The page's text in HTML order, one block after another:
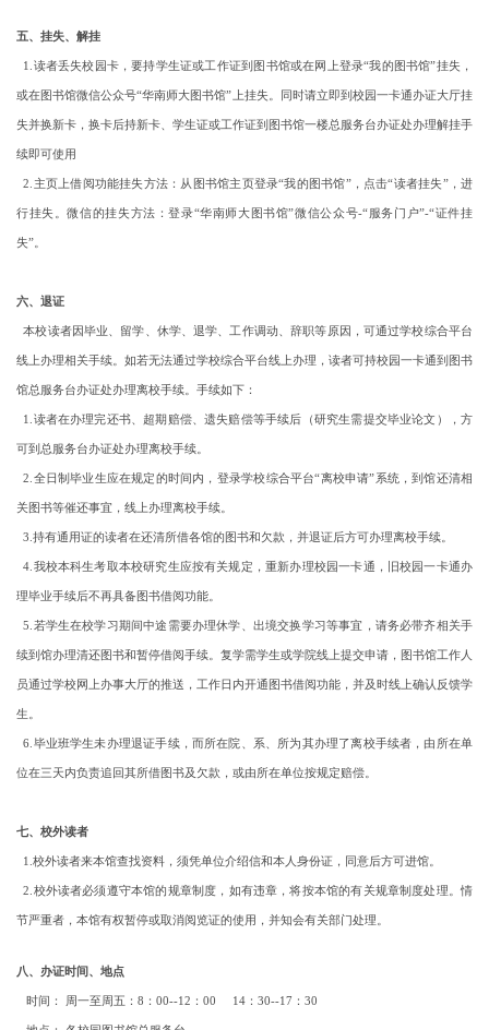
五、挂失、解挂
1.读者丢失校园卡，要持学生证或工作证到图书馆或在网上登录“我的图书馆”挂失，
或在图书馆微信公众号“华南师大图书馆”上挂失。同时请立即到校园一卡通办证大厅挂
失并换新卡，换卡后持新卡、学生证或工作证到图书馆一楼总服务台办证处办理解挂手
续即可使用
2.主页上借阅功能挂失方法：从图书馆主页登录“我的图书馆”，点击“读者挂失”，进
行挂失。微信的挂失方法：登录“华南师大图书馆”微信公众号-“服务门户”-“证件挂
失”。
六、退证
本校读者因毕业、留学、休学、退学、工作调动、辞职等原因，可通过学校综合平台
线上办理相关手续。如若无法通过学校综合平台线上办理，读者可持校园一卡通到图书
馆总服务台办证处办理离校手续。手续如下：
1.读者在办理完还书、超期赔偿、遗失赔偿等手续后（研究生需提交毕业论文），方
可到总服务台办证处办理离校手续。
2.全日制毕业生应在规定的时间内，登录学校综合平台“离校申请”系统，到馆还清相
关图书等催还事宜，线上办理离校手续。
3.持有通用证的读者在还清所借各馆的图书和欠款，并退证后方可办理离校手续。
4.我校本科生考取本校研究生应按有关规定，重新办理校园一卡通，旧校园一卡通办
理毕业手续后不再具备图书借阅功能。
5.若学生在校学习期间中途需要办理休学、出境交换学习等事宜，请务必带齐相关手
续到馆办理清还图书和暂停借阅手续。复学需学生或学院线上提交申请，图书馆工作人
员通过学校网上办事大厅的推送，工作日内开通图书借阅功能，并及时线上确认反馈学
生。
6.毕业班学生未办理退证手续，而所在院、系、所为其办理了离校手续者，由所在单
位在三天内负责追回其所借图书及欠款，或由所在单位按规定赔偿。
七、校外读者
1. 校外读者来本馆查找资料，须凭单位介绍信和本人身份证，同意后方可进馆。
2. 校外读者必须遵守本馆的规章制度，如有违章，将按本馆的有关规章制度处理。情
节严重者，本馆有权暂停或取消阅览证的使用，并知会有关部门处理。
八、办证时间、地点
时间： 周一至周五：8：00--12：00 14：30--17：30